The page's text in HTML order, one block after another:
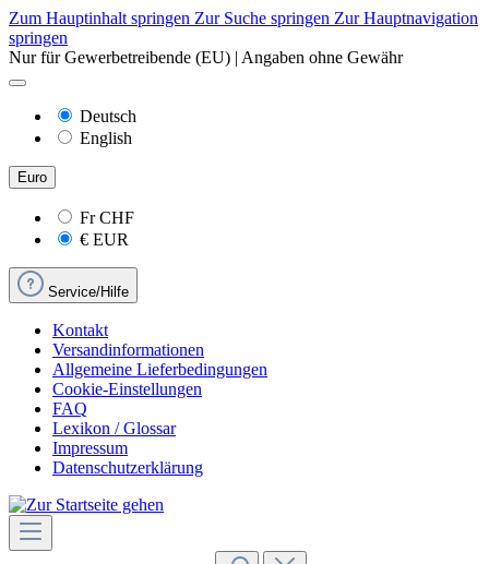
Zum Hauptinhalt springen Zur Suche springen Zur Hauptnavigation
springen
Nur für Gewerbetreibende (EU) | Angaben ohne Gewähr
Deutsch
English
Euro
FrCHF
€ EUR
Service/Hilfe
Kontakt
Versandinformationen
Allgemeine Lieferbedingungen
Cookie-Einstellungen
FAQ
Lexikon / Glossar
Impressum
Datenschutzerklärung